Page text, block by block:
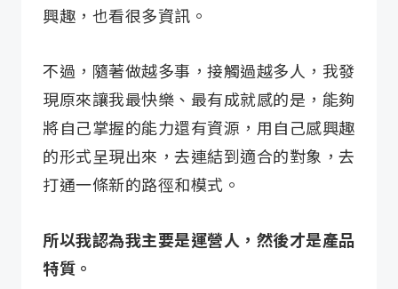
興趣，也看很多資訊。
不過，隨著做越多事，接觸過越多人，我發
現原來讓我最快樂、最有成就感的是，能夠
將自己掌握的能力還有資源，用自己感興趣
的形式呈現出來，去連結到適合的對象，去
打通一條新的路徑和模式。
所以我認為我主要是運營人，然後才是產品
特質。